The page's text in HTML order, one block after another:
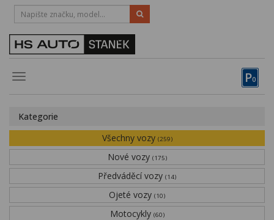
P0
Toggle
HOTLINE:
STRAKONICE-383 335 366
Obytné vozy
Financování
Kategorie
Všechny vozy (259)
Nové vozy (175)
Předváděcí vozy (14)
Ojeté vozy (10)
Motocykly (60)